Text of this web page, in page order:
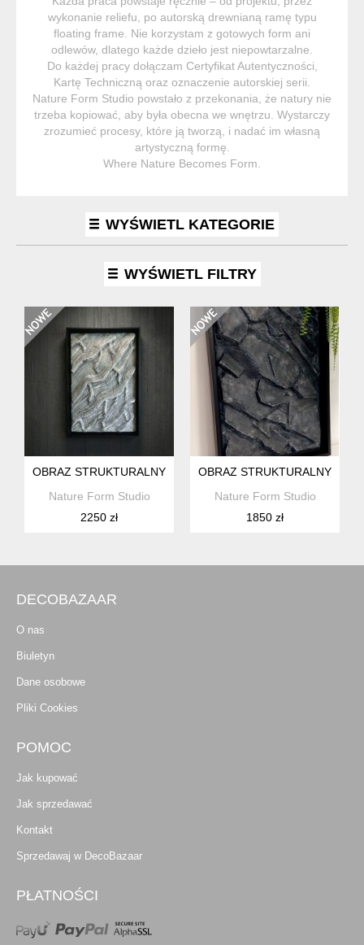
wykonanie reliefu, po autorską drewnianą ramę typu
floating frame. Nie korzystam z gotowych form ani
odlewów, dlatego każde dzieło jest niepowtarzalne.
Do każdej pracy dołączam Certyfikat Autentyczności,
Kartę Techniczną oraz oznaczenie autorskiej serii.
Nature Form Studio powstało z przekonania, że natury nie
trzeba kopiować, aby była obecna we wnętrzu. Wystarczy
zrozumieć procesy, które ją tworzą, i nadać im własną
artystyczną formę.
Where Nature Becomes Form.
WYŚWIETL KATEGORIE
WYŚWIETL FILTRY
OBRAZ STRUKTURALNY 3D | RELIEF ŚCIENNY | UNIKAT
Nature Form Studio
2250 zł
OBRAZ STRUKTURALNY 3D |
Nature Form Studio
1850 zł
DECOBAZAAR
O nas
Biuletyn
Dane osobowe
Pliki Cookies
POMOC
Jak kupować
Jak sprzedawać
Kontakt
Sprzedawaj w DecoBazaar
PŁATNOŚCI